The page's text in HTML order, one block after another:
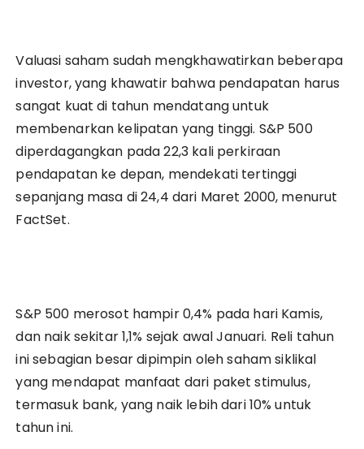
Valuasi saham sudah mengkhawatirkan beberapa
investor, yang khawatir bahwa pendapatan harus
sangat kuat di tahun mendatang untuk
membenarkan kelipatan yang tinggi. S&P 500
diperdagangkan pada 22,3 kali perkiraan
pendapatan ke depan, mendekati tertinggi
sepanjang masa di 24,4 dari Maret 2000, menurut
FactSet.
S&P 500 merosot hampir 0,4% pada hari Kamis,
dan naik sekitar 1,1% sejak awal Januari. Reli tahun
ini sebagian besar dipimpin oleh saham siklikal
yang mendapat manfaat dari paket stimulus,
termasuk bank, yang naik lebih dari 10% untuk
tahun ini.